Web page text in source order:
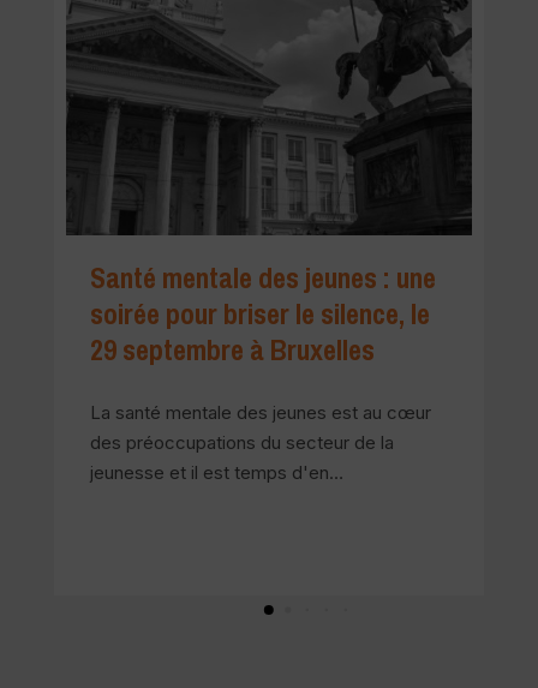
Santé mentale des jeunes : une
soirée pour briser le silence, le
29 septembre à Bruxelles
La santé mentale des jeunes est au cœur
des préoccupations du secteur de la
jeunesse et il est temps d'en…